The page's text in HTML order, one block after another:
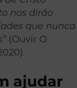
nos dirão
que nunca
(Ouvir O
ajudar